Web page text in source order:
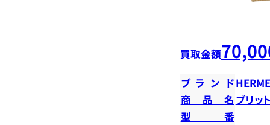
買取金額
ブランド
商品名 ブリッ
型番